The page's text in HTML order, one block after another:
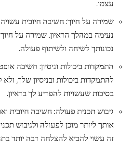
עצמו.
שמירה על חיוך: חשיבה חיובית עשויה
נעימה במהלך הראיון. שמירה על
נכונותך לשיחה ולשיתוף פעולה.
התמקדות ביכולות וניסיון: חשיבה
להתמקדות ביכולות ובניסיון שלך,
בסיבות שעשויות להפריע לך בראיון.
גיבוש תכנית פעולה: חשיבה חיובית
אותך ליותר מוכן לפעולה ולגיבוש
זה עשוי להביא להצלחה רבה יותר